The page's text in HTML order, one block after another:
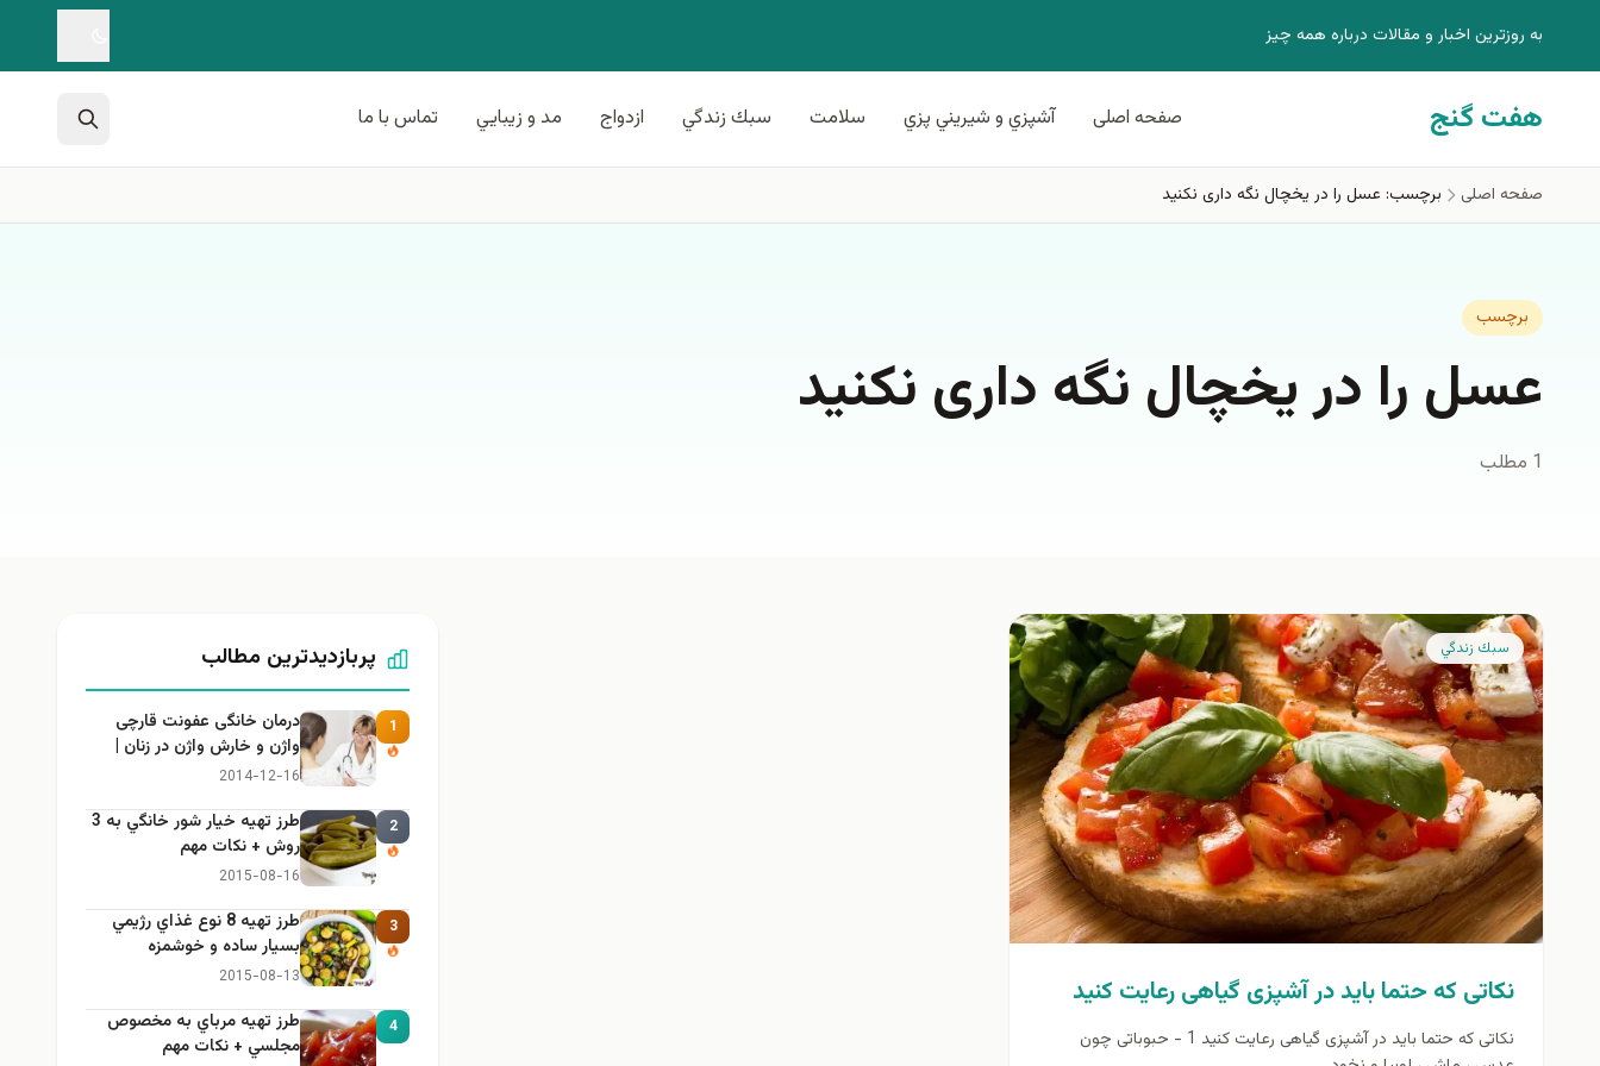
به روزترين اخبار و مقالات درباره همه چيز
هفت گنج صفحه اصلی آشپزي و شيريني پزي سلامت سبك زندگي ازدواج مد و زيبايي تماس با ما
صفحه اصلی برچسب: عسل را در یخچال نگه داری نکنید
برچسب
عسل را در یخچال نگه داری نکنید
1 مطلب
سبك زندگي
نکاتی که حتما باید در آشپزی گیاهی رعایت کنید
نکاتی که حتما باید در آشپزی گیاهی رعایت کنید 1 - حبوباتی چون
پربازدیدترین مطالب
1
درمان خانگی عفونت قارچی
واژن و خارش واژن در زنان |
راهنمای کامل، ایمن و کاربردی
2014-12-16
2
طرز تهيه خیار شور خانگي به 3
روش + نكات مهم
2015-08-16
3
طرز تهيه 8 نوع غذاي رژيمي
بسيار ساده و خوشمزه
2015-08-13
4
طرز تهيه مرباي به مخصوص
مجلسي + نكات مهم